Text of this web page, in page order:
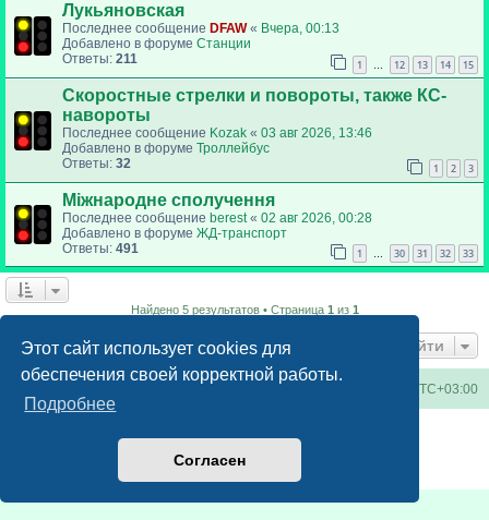
Этот сайт использует cookies для
обеспечения своей корректной работы.
Подробнее
Согласен
Лукьяновская
Последнее сообщение DFAW« Вчера, 00:13
Добавлено в форуме Станции
Ответы: 211 1 12 13 14 15
Скоростные стрелки и повороты, также КС-
навороты
Последнее сообщение Kozak « 03 авг 2026, 13:46
Добавлено в форуме Троллейбус
Ответы: 32 1 2 3
Міжнародне сполучення
Последнее сообщение berest« 02 авг 2026, 00:28
Добавлено в форуме ЖД-транспорт
Ответы: 491 1 … 30 31 32 33
Найдено 5 результатов • Страница 1из 1
Перейти
UTC+03:00
Конфиденциальность